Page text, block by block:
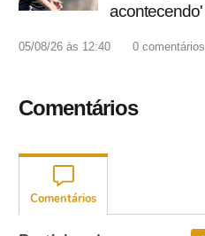
acontecendo'
05/08/26 às 12:40 0 comentários
Comentários